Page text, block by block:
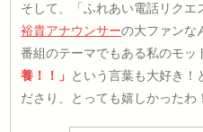
そして、「ふれあい電話リク
裕貴アナウンサーの大ファンな
番組のテーマでもある私のモッ
養！！」 という言葉も大好き！
ださり、とっても嬉しかったわ